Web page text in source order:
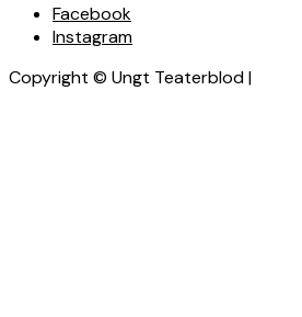
Facebook
Instagram
Copyright © Ungt Teaterblod |